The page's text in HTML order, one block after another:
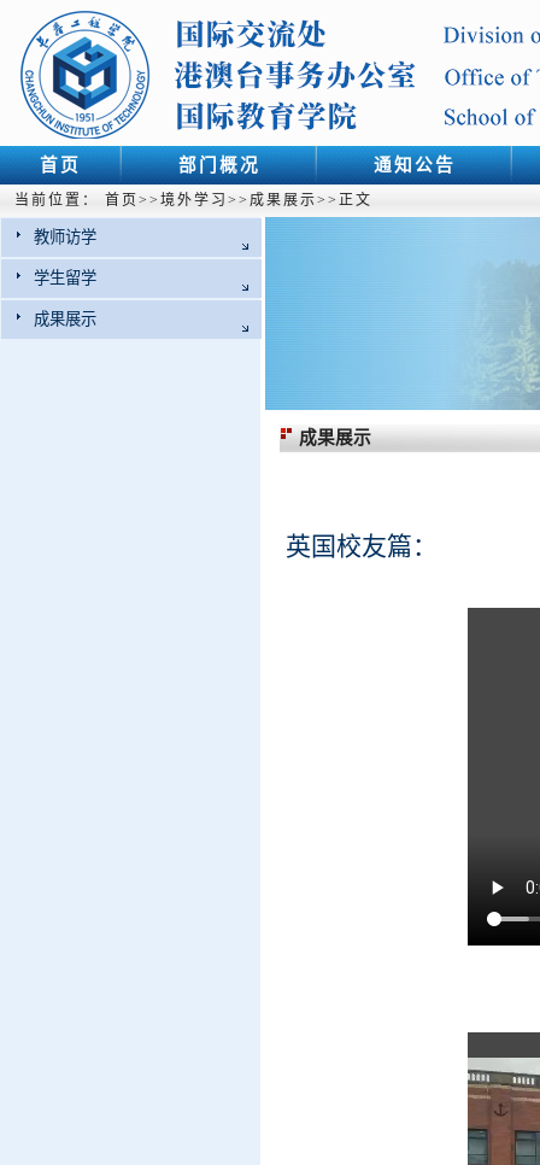
首页 部门概况 通知公告
当前位置： 首页 >> 境外学习 >> 成果展示>> 正文
教师访学
学生留学
成果展示
成果展示
英国校友篇：